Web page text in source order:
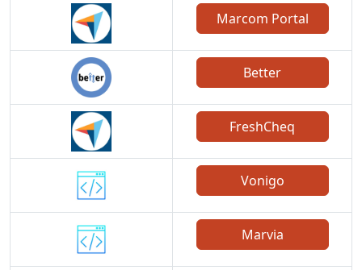
Marcom Portal
Better
FreshCheq
Vonigo
Marvia